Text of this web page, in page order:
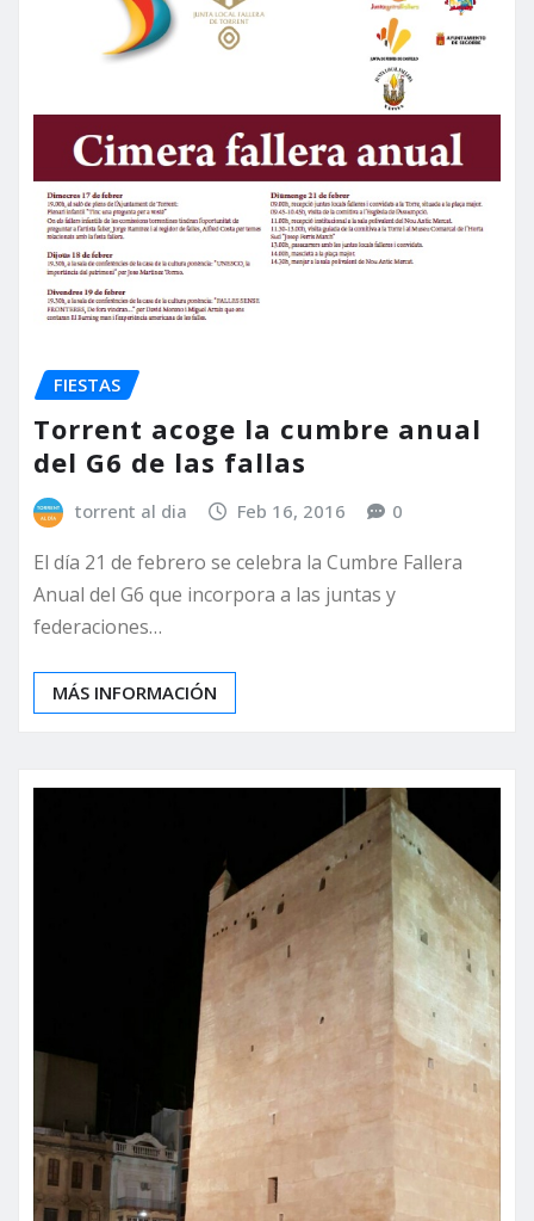
FIESTAS
Torrent acoge la cumbre anual
del G6 de las fallas
torrent al dia Feb 16, 2016 0
El día 21 de febrero se celebra la Cumbre Fallera
Anual del G6 que incorpora a las juntas y
federaciones…
MÁS INFORMACIÓN